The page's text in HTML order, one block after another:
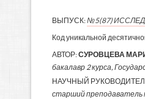
ВЫПУСК:№5(87)
Код уникальной
АВТОР:СУРОВЦЕВА
бакалавр 2 курса,
НАУЧНЫЙ
старший преподаватель